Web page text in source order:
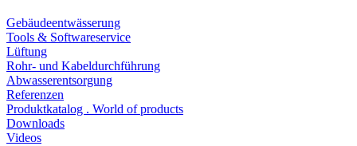
Gebäudeentwässerung
Tools & Softwareservice
Lüftung
Rohr- und Kabeldurchführung
Abwasserentsorgung
Referenzen
Produktkatalog . World of products
Downloads
Videos